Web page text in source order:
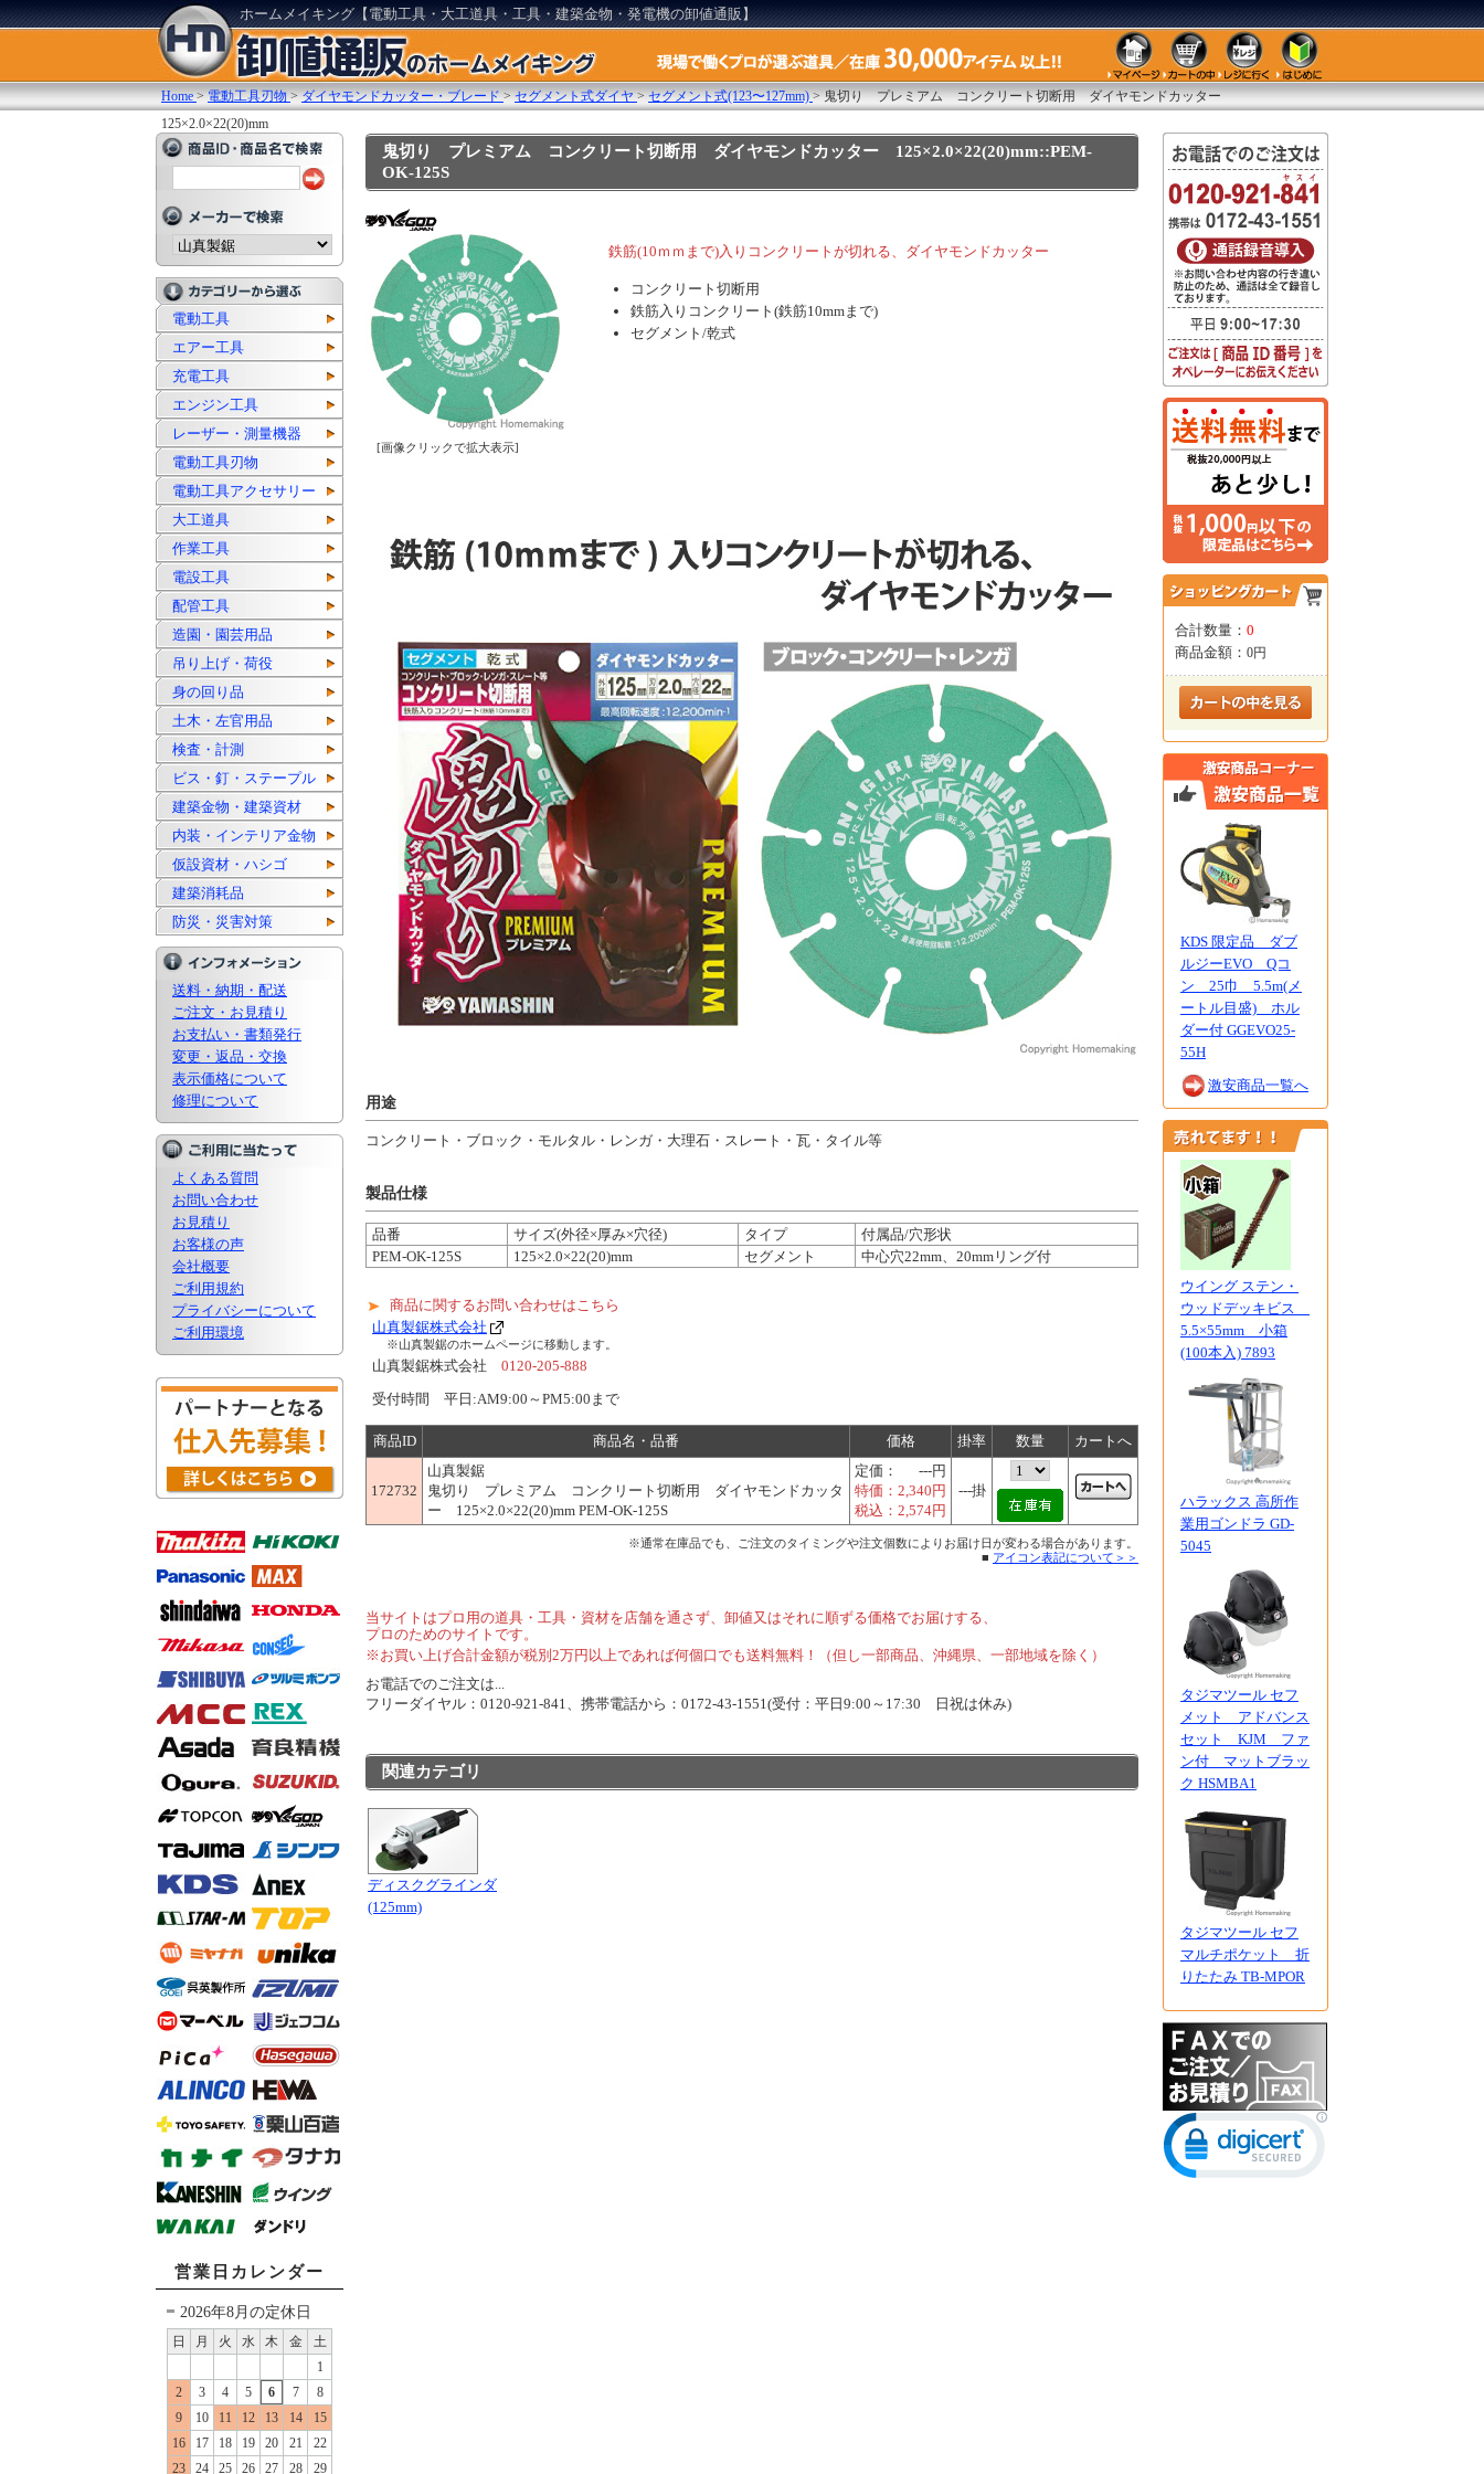
ホームメイキング【電動工具・大工道具・工具・建築金物・発電機の卸値通販】
Home >電動工具刃物 >ダイヤモンドカッター・ブレード >セグメント式ダイヤ >セグメント式(123〜127mm) >鬼切り プレミアム コンクリート切断用 ダイヤモンドカッター
125×2.0×22(20)mm
電動工具
エアー工具
充電工具
エンジン工具
レーザー・測量機器
電動工具刃物
電動工具アクセサリー
大工道具
作業工具
電設工具
配管工具
造園・園芸用品
吊り上げ・荷役
身の回り品
土木・左官用品
検査・計測
ビス・釘・ステープル
建築金物・建築資材
内装・インテリア金物
仮設資材・ハシゴ
建築消耗品
防災・災害対策
送料・納期・配送
ご注文・お見積り
お支払い・書類発行
変更・返品・交換
表示価格について
修理について
よくある質問
お問い合わせ
お見積り
お客様の声
会社概要
ご利用規約
プライバシーについて
ご利用環境
営業日カレンダー
2026年8月の定休日
日 月 火 水 木 金
土
1
2
3 4 5 6 7
8
9
10 11 12 13 14
15
16
17 18 19 20 21
22
23
24 25 26 27 28 29
鬼切り プレミアム コンクリート切断用 ダイヤモンドカッター 125×2.0×22(20)mm::PEM-
OK-125S
[画像クリックで拡大表示]
鉄筋(10ｍｍまで)入りコンクリートが切れる、ダイヤモンドカッター
コンクリート切断用
鉄筋入りコンクリート(鉄筋10mmまで)
セグメント/乾式
用途
コンクリート・ブロック・モルタル・レンガ・大理石・スレート・瓦・タイル等
製品仕様
品番 サイズ(外径×厚み×穴径) タイプ
付属品/穴形状
PEM-OK-125S
125×2.0×22(20)mm セグメント 中心穴22mm、20mmリング付
商品に関するお問い合わせはこちら
山真製鋸株式会社
※山真製鋸のホームページに移動します。
山真製鋸株式会社 0120-205-888
受付時間 平日:AM9:00～PM5:00まで
商品ID 商品名・品番 価格 掛率 数量 カートへ
172732
山真製鋸
鬼切り プレミアム コンクリート切断用 ダイヤモンドカッタ
ー 125×2.0×22(20)mm PEM-OK-125S
定価：
---円
特価： 2,340円
税込： 2,574円
---掛
※通常在庫品でも、ご注文のタイミングや注文個数によりお届け日が変わる場合があります。
■ アイコン表記について＞＞
当サイトはプロ用の道具・工具・資材を店舗を通さず、卸値又はそれに順ずる価格でお届けする、
プロのためのサイトです。
※お買い上げ合計金額が税別2万円以上であれば何個口でも送料無料！（但し一部商品、沖縄県、一部地域を除く）
お電話でのご注文は...
フリーダイヤル：0120-921-841、携帯電話から：0172-43-1551(受付：平日9:00～17:30 日祝は休み)
関連カテゴリ
ディスクグラインダ
(125mm)
合計数量： 0
商品金額： 0円
KDS 限定品 ダブ
ルジーEVO Qコ
ン 25巾 5.5m(メ
ートル目盛) ホル
ダー付 GGEVO25-
55H
激安商品一覧へ
ウイング ステン・
ウッドデッキビス
5.5×55mm 小箱
(100本入) 7893
ハラックス 高所作
業用ゴンドラ GD-
5045
タジマツール セフ
メット アドバンス
セット KJM ファ
ン付 マットブラッ
ク HSMBA1
タジマツール セフ
マルチポケット 折
りたたみ TB-MPOR